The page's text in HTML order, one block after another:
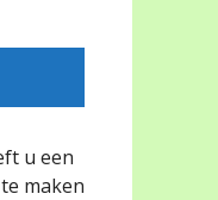
u een
maken